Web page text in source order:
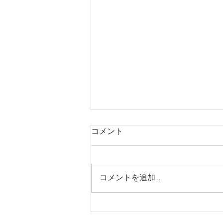
メディアに登場！
コメント
コメントを追加…